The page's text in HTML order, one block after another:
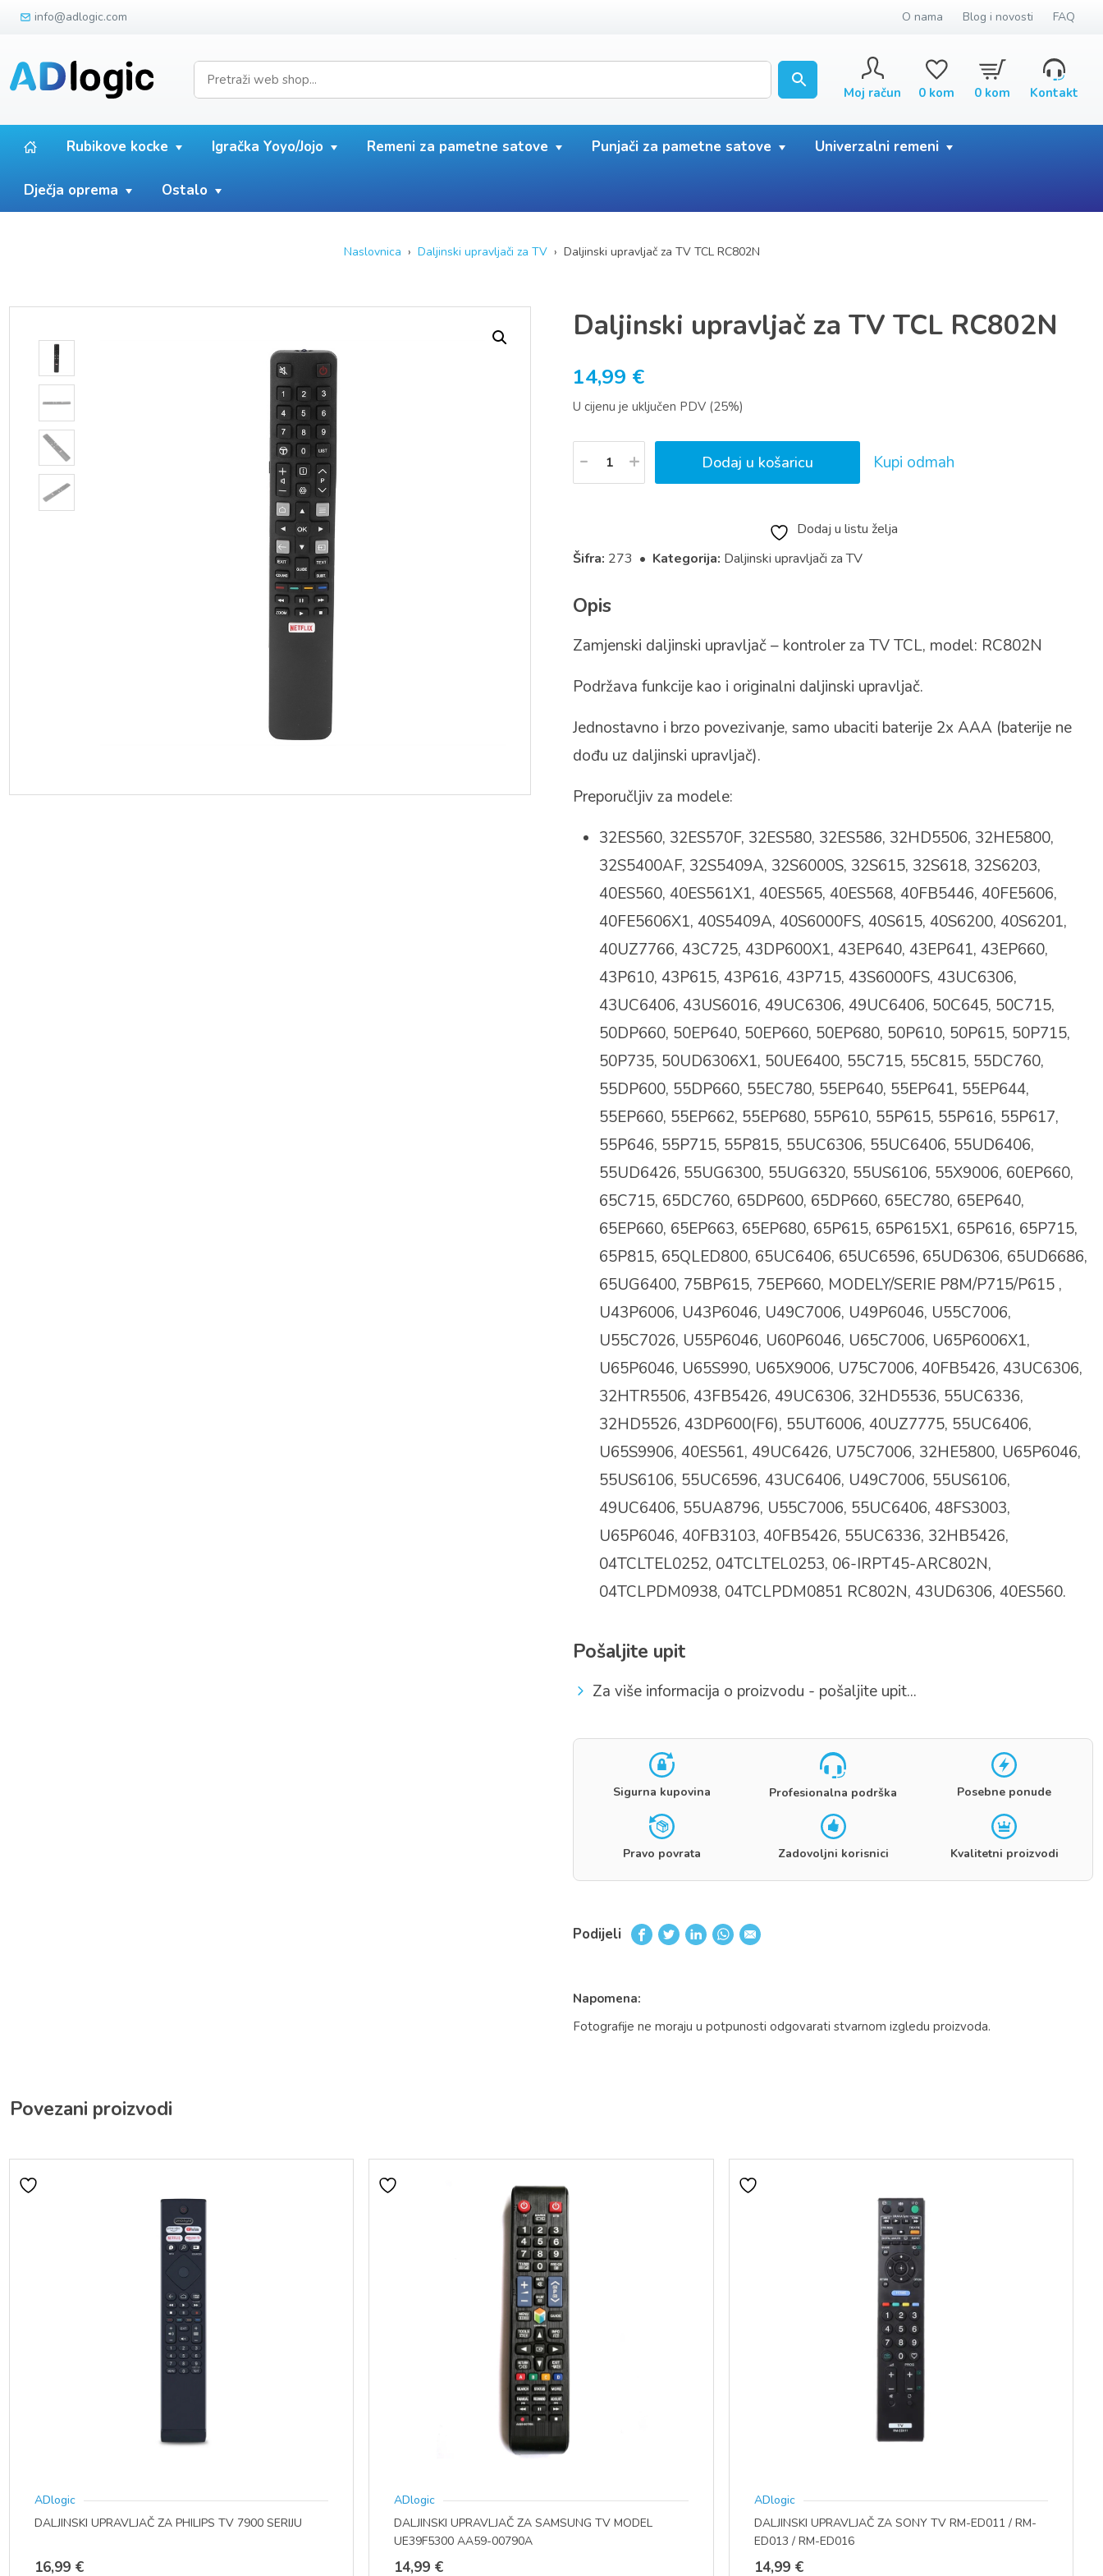
info@adlogic.com O nama Blog i novosti FAQ
Moj račun 0 kom 0 kom Kontakt
Rubikove kocke Igračka Yoyo/Jojo Remeni za pametne satove Punjači za pametne satove Univerzalni remeni
Dječja oprema Ostalo
Naslovnica › Daljinski upravljači za TV› Daljinski upravljač za TV TCL RC802N
Daljinski upravljač za TV TCL RC802N
14,99 €
U cijenu je uključen PDV (25%)
Količina Dodaj u košaricu Kupi odmah
Dodaj u listu želja
Šifra: 273 • Kategorija: Daljinski upravljači za TV
Opis
Zamjenski daljinski upravljač – kontroler za TV TCL, model: RC802N
Podržava funkcije kao i originalni daljinski upravljač.
Jednostavno i brzo povezivanje, samo ubaciti baterije 2x AAA (baterije ne
dođu uz daljinski upravljač).
Preporučljiv za modele:
32ES560, 32ES570F, 32ES580, 32ES586, 32HD5506, 32HE5800,
32S5400AF, 32S5409A, 32S6000S, 32S615, 32S618, 32S6203,
40ES560, 40ES561X1, 40ES565, 40ES568, 40FB5446, 40FE5606,
40FE5606X1, 40S5409A, 40S6000FS, 40S615, 40S6200, 40S6201,
40UZ7766, 43C725, 43DP600X1, 43EP640, 43EP641, 43EP660,
43P610, 43P615, 43P616, 43P715, 43S6000FS, 43UC6306,
43UC6406, 43US6016, 49UC6306, 49UC6406, 50C645, 50C715,
50DP660, 50EP640, 50EP660, 50EP680, 50P610, 50P615, 50P715,
50P735, 50UD6306X1, 50UE6400, 55C715, 55C815, 55DC760,
55DP600, 55DP660, 55EC780, 55EP640, 55EP641, 55EP644,
55EP660, 55EP662, 55EP680, 55P610, 55P615, 55P616, 55P617,
55P646, 55P715, 55P815, 55UC6306, 55UC6406, 55UD6406,
55UD6426, 55UG6300, 55UG6320, 55US6106, 55X9006, 60EP660,
65C715, 65DC760, 65DP600, 65DP660, 65EC780, 65EP640,
65EP660, 65EP663, 65EP680, 65P615, 65P615X1, 65P616, 65P715,
65P815, 65QLED800, 65UC6406, 65UC6596, 65UD6306, 65UD6686,
65UG6400, 75BP615, 75EP660, MODELY/SERIE P8M/P715/P615 ,
U43P6006, U43P6046, U49C7006, U49P6046, U55C7006,
U55C7026, U55P6046, U60P6046, U65C7006, U65P6006X1,
U65P6046, U65S990, U65X9006, U75C7006, 40FB5426, 43UC6306,
32HTR5506, 43FB5426, 49UC6306, 32HD5536, 55UC6336,
32HD5526, 43DP600(F6), 55UT6006, 40UZ7775, 55UC6406,
U65S9906, 40ES561, 49UC6426, U75C7006, 32HE5800, U65P6046,
55US6106, 55UC6596, 43UC6406, U49C7006, 55US6106,
49UC6406, 55UA8796, U55C7006, 55UC6406, 48FS3003,
U65P6046, 40FB3103, 40FB5426, 55UC6336, 32HB5426,
04TCLTEL0252, 04TCLTEL0253, 06-IRPT45-ARC802N,
04TCLPDM0938, 04TCLPDM0851 RC802N, 43UD6306, 40ES560.
Pošaljite upit
Za više informacija o proizvodu - pošaljite upit...
Sigurna kupovina Profesionalna podrška Posebne ponude
Pravo povrata Zadovoljni korisnici Kvalitetni proizvodi
Podijeli
Napomena:
Fotografije ne moraju u potpunosti odgovarati stvarnom izgledu proizvoda.
Povezani proizvodi
ADlogic
DALJINSKI UPRAVLJAČ ZA PHILIPS TV 7900 SERIJU
16,99 €
ADlogic
DALJINSKI UPRAVLJAČ ZA SAMSUNG TV MODEL
UE39F5300 AA59-00790A
14,99 €
ADlogic
DALJINSKI UPRAVLJAČ ZA SONY TV RM-ED011 / RM-
ED013 / RM-ED016
14,99 €